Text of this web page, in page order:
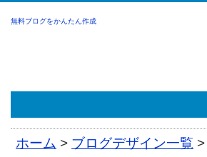
無料ブログをかんたん作成
ホーム > ブログデザイン一覧 >